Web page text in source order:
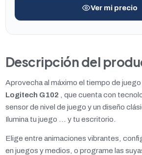
Ver mi precio
Descripción del
Aprovecha al máximo el tiempo de
Logitech G102
, que cuenta con
sensor de nivel de juego y un diseño
Ilumina tu juego ... y tu escritorio.
Elige entre animaciones vibrantes,
en juegos y medios, o programe las